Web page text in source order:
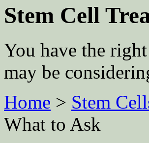
Stem Cell
You have the
may be
Home > Stem
What to Ask